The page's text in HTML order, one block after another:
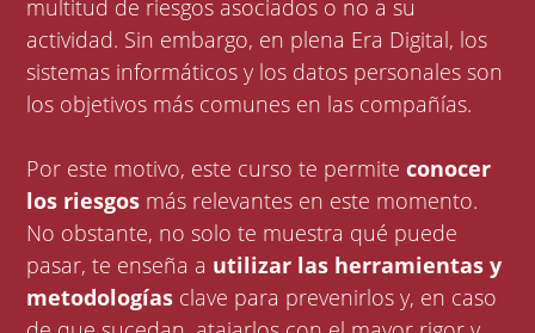
multitud de riesgos asociados o no a su
actividad. Sin embargo, en plena Era Digital, los
sistemas informáticos y los datos personales son
los objetivos más comunes en las compañías.
Por este motivo, este curso te permiteconocer
los riesgos más relevantes en este momento.
No obstante, no solo te muestra qué puede
pasar, te enseña a utilizar las herramientas y
metodologías clave para prevenirlos y, en caso